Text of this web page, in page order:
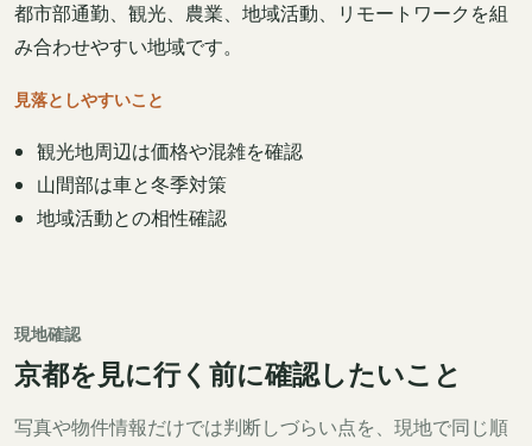
都市部通勤、観光、農業、地域活動、リモートワークを組
み合わせやすい地域です。
見落としやすいこと
観光地周辺は価格や混雑を確認
山間部は車と冬季対策
地域活動との相性確認
現地確認
京都を見に行く前に確認したいこと
写真や物件情報だけでは判断しづらい点を、現地で同じ順